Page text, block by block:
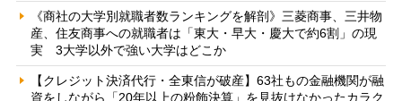
《商社の大学別就職者数ランキングを解剖》三菱商事、三井物
産、住友商事への就職者は「東大・早大・慶大で約6割」の現
実 3大学以外で強い大学はどこか
【クレジット決済代行・全東信が破産】63社もの金融機関が融
資をしながら「20年以上の粉飾決算」を見抜けなかったカラク